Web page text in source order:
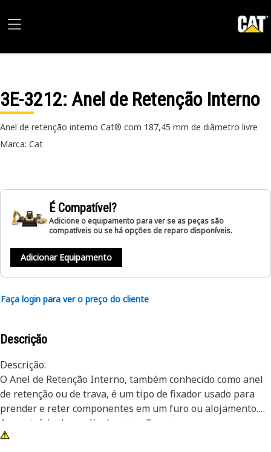
3E-3212: Anel de Retenção Interno
Anel de retenção interno Cat® com 187,45 mm de diâmetro livre
Marca: Cat
É Compatível?
Adicione o equipamento para ver se as peças são
compatíveis ou se há opções de reparo disponíveis.
Adicionar Equipamento
Faça login para ver o preço do cliente
Descrição
Descrição:
O Anel de Retenção Interno, também conhecido como anel
de retenção ou de trava, é um tipo de fixador usado para
prender e reter componentes em um furo ou alojamento.
Ao contrário dos anéis de retenção externos que se
encaixam em um eixo ou pino, os anéis de retenção